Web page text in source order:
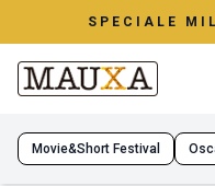
SPECIALE
Movie&Short Festival